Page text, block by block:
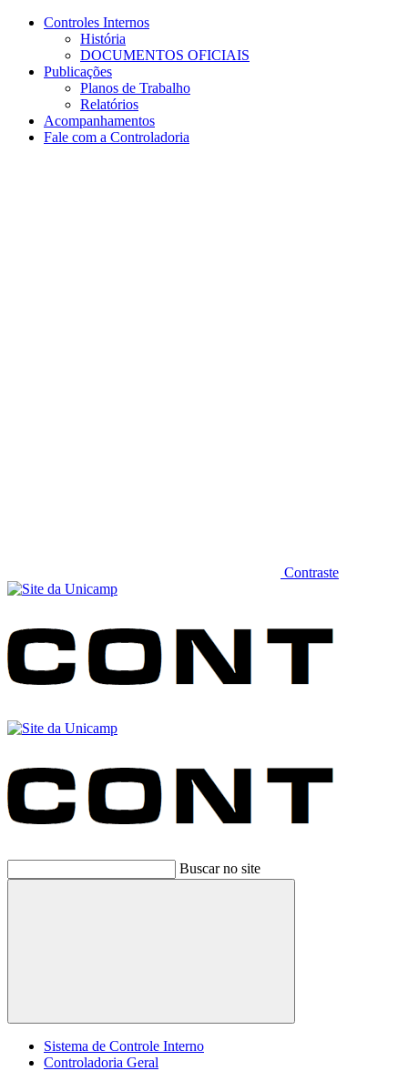
Conteúdo principal Menu principal
Controles Internos
História
DOCUMENTOS OFICIAIS
Publicações
Planos de Trabalho
Relatórios
Acompanhamentos
Fale com a Controladoria
Contraste
Buscar no site
Buscar
Sistema de Controle Interno
Controladoria Geral